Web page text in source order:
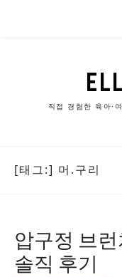
직접 경험한 육아·
[태그:] 머.구리
압구정 브
솔직 후기